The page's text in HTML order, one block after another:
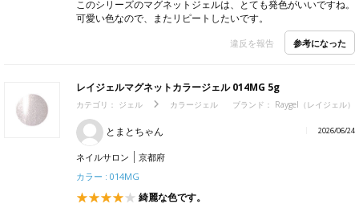
このシリーズのマグネットジェルは、とても発色がいいですね。
可愛い色なので、またリピートしたいです。
違反を報告 参考になった
レイジェルマグネットカラージェル 014MG 5g
カテゴリ： ジェル カラージェル ブランド： Raygel（レイジェル）
とまとちゃん 2026/06/24
ネイルサロン
京都府
カラー : 014MG
綺麗な色です。